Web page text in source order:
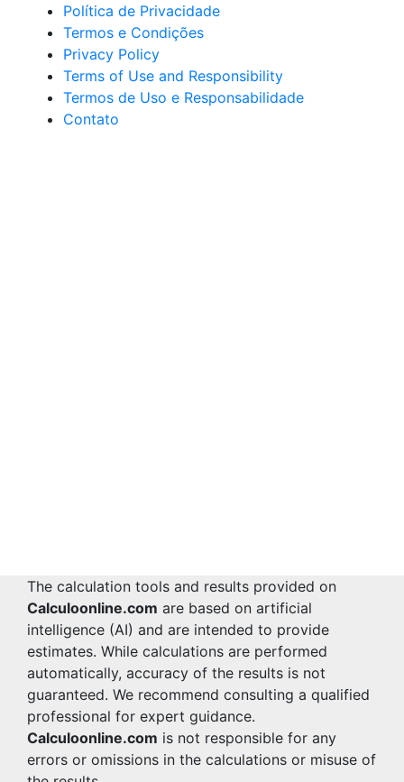
Política de Privacidade
Termos e Condições
Privacy Policy
Terms of Use and Responsibility
Termos de Uso e Responsabilidade
Contato
The calculation tools and results provided on
Calculoonline.com are based on artificial
intelligence (AI) and are intended to provide
estimates. While calculations are performed
automatically, accuracy of the results is not
guaranteed. We recommend consulting a qualified
professional for expert guidance.
Calculoonline.com is not responsible for any
errors or omissions in the calculations or misuse of